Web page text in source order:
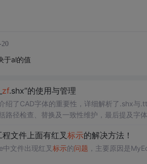
于al的值
zf.shx”的使用与管理
绍了CAD字体的重要性，详细解析了.shx与
路径检查、替换及一致性维护，最后提及字
文件上面有红叉标示的解决方法！
文件出现红叉标示的问题 ，主要原因是